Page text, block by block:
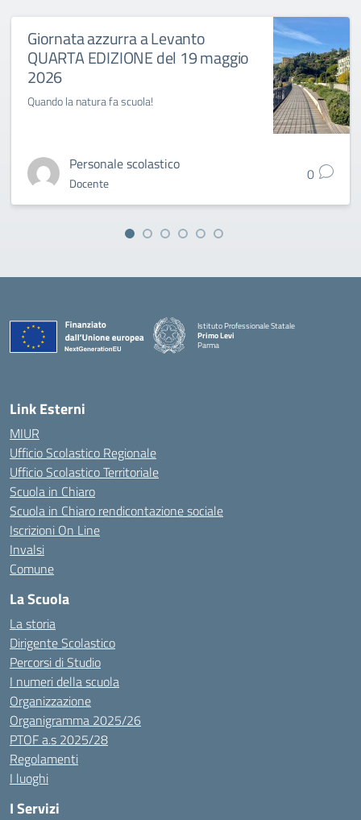
Giornata azzurra a Levanto
QUARTA EDIZIONE del 19 maggio
2026
Quando la natura fa scuola!
Personale scolastico
Docente 0
Istituto Professionale Statale
Primo Levi
Parma
Link Esterni
MIUR
Ufficio Scolastico Regionale
Ufficio Scolastico Territoriale
Scuola in Chiaro
Scuola in Chiaro rendicontazione sociale
Iscrizioni On Line
Invalsi
Comune
La Scuola
La storia
Dirigente Scolastico
Percorsi di Studio
I numeri della scuola
Organizzazione
Organigramma 2025/26
PTOF a.s 2025/28
Regolamenti
I luoghi
I Servizi